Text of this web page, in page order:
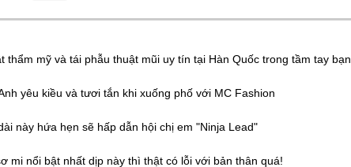
thẩm mỹ và tái phẫu thuật mũi uy tín tại Hàn Quốc trong tầm tay bạn
yêu kiều và tươi tắn khi xuống phố với MC Fashion
này hứa hẹn sẽ hấp dẫn hội chị em "Ninja Lead"
mi nổi bật nhất dịp này thì thật có lỗi với bản thân quá!